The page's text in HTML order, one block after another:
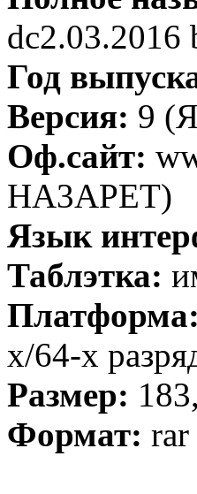
Год
Версия: 9
Оф.сайт:
HA3APET)
Язык
Таблэтка:
Платформа:
x/64-х
Размер:
Формат: rar